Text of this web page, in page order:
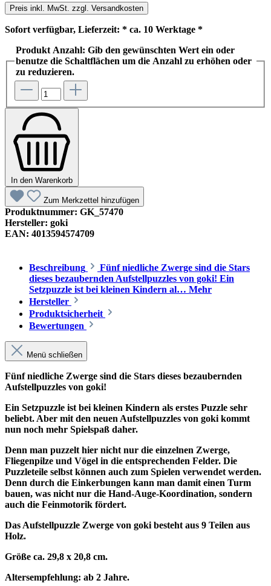
Preis inkl. MwSt. zzgl. Versandkosten
Sofort verfügbar, Lieferzeit: * ca. 10 Werktage *
Produkt Anzahl: Gib den gewünschten Wert ein oder
benutze die Schaltflächen um die Anzahl zu erhöhen oder
zu reduzieren.
In den Warenkorb
Zum Merkzettel hinzufügen
Produktnummer: GK_57470
Hersteller: goki
EAN: 4013594574709
Beschreibung
Fünf niedliche Zwerge sind die Stars
dieses bezaubernden Aufstellpuzzles von goki! Ein
Setzpuzzle ist bei kleinen Kindern al… Mehr
Hersteller
Produktsicherheit
Bewertungen
Menü schließen
Fünf niedliche Zwerge sind die Stars dieses bezaubernden
Aufstellpuzzles von goki!
Ein Setzpuzzle ist bei kleinen Kindern als erstes Puzzle sehr
beliebt. Aber mit den neuen Aufstellpuzzles von goki kommt
nun noch mehr Spielspaß daher.
Denn man puzzelt hier nicht nur die einzelnen Zwerge,
Fliegenpilze und Vögel in die entsprechenden Felder. Die
Puzzleteile selbst können auch zum Spielen verwendet werden.
Denn durch die Einkerbungen kann man damit einen Turm
bauen, was nicht nur die Hand-Auge-Koordination, sondern
auch die Feinmotorik fördert.
Das Aufstellpuzzle Zwerge von goki besteht aus 9 Teilen aus
Holz.
Größe ca. 29,8 x 20,8 cm.
Altersempfehlung: ab 2 Jahre.